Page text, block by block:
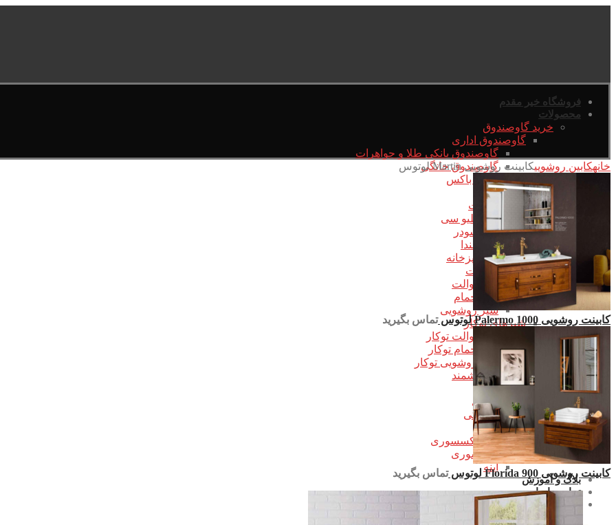
فروشگاه خیر مقدم
محصولات
خرید گاوصندوق
گاوصندوق اداری
گاوصندوق بانکی طلا و جواهرات
گاوصندوق خانگی
سیف باکس
شیرآلات
برند شیرآلات
کی دبلیو سی
برند شودر
برند بلندا
شیرهای آشپزخانه
ست شیرآلات
شیر توالت
شیر حمام
شیر روشویی
شیرهای توکار
شیر توالت توکار
شیر حمام توکار
شیر روشویی توکار
شیرهای هوشمند
علم یونیکا
شیر مرکزی
شیرهای رنگی
کابین روشویی
تجهیزات و اکسسوری
اکسسوری
آینه
بلاگ و آموزش
تماس با ما
درباره ما
خانهکابین روشوییکابینت روشویی Martin لوتوس
کابینت روشویی Palermo 1000 لوتوس تماس بگیرید
کابینت روشویی Florida 900 لوتوس تماس بگیرید